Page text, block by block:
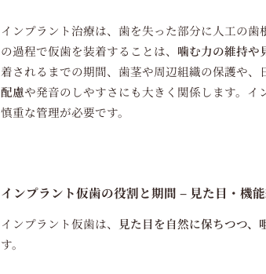
インプラント治療は、歯を失った部分に人工の
の過程で仮歯を装着することは、 噛む力の維持や
着されるまでの期間、歯茎や周辺組織の保護や、
配慮や発音のしやすさにも大きく関係します。イ
慎重な管理が必要です。
インプラント仮歯の役割と期間 – 見た目・機
インプラント仮歯は、 見た目を自然に保ちつつ
す。